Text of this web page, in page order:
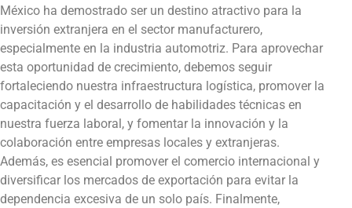
México ha demostrado ser un destino atractivo para la
inversión extranjera en el sector manufacturero,
especialmente en la industria automotriz. Para aprovechar
esta oportunidad de crecimiento, debemos seguir
fortaleciendo nuestra infraestructura logística, promover la
capacitación y el desarrollo de habilidades técnicas en
nuestra fuerza laboral, y fomentar la innovación y la
colaboración entre empresas locales y extranjeras.
Además, es esencial promover el comercio internacional y
diversificar los mercados de exportación para evitar la
dependencia excesiva de un solo país. Finalmente,